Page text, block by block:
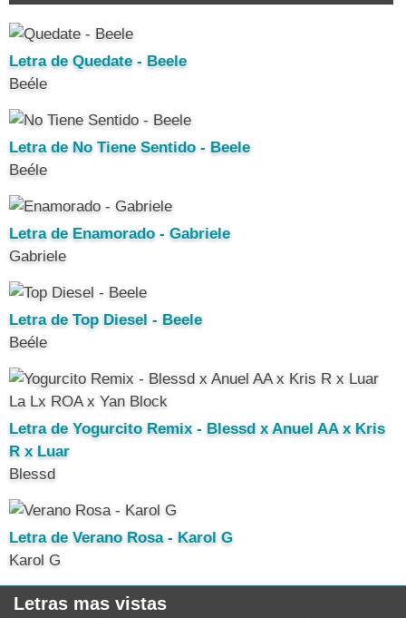
Letra de Quedate - Beele
Beéle
Letra de No Tiene Sentido - Beele
Beéle
Letra de Enamorado - Gabriele
Gabriele
Letra de Top Diesel - Beele
Beéle
Letra de Yogurcito Remix - Blessd x Anuel AA x Kris
R x Luar
Blessd
Letra de Verano Rosa - Karol G
Karol G
Letras mas vistas